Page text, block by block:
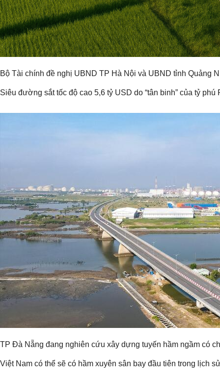
Bộ Tài chính đề nghị UBND TP Hà Nội và UBND tỉnh Quảng
Siêu đường sắt tốc độ cao 5,6 tỷ USD do “tân binh” của tỷ
TP Đà Nẵng đang nghiên cứu xây dựng tuyến hầm ngầm có
Việt Nam có thể sẽ có hầm xuyên sân bay đầu tiên trong lịch